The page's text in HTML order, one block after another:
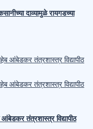
दाव्यामुळे रायगडच्या
आंबेडकर तंत्रशास्त्र विद्यापीठ